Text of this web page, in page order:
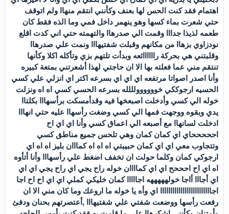
اهتمام فقد كنت الحس لها بعنف وكأنني انتقم منهاا ولم اتوقف
حتي شعرت بماء كسها وهو ينهمر داخل فمي وما الذه فقط كان
طعمه لذيذا جدااا وقمت الي صدرهاا والتهمته حتي اني كدت اقلع
نودزاوي بزهاا من مكانهم وقبلت شفتيهااا ونمت علي صدرهاا
وقلبتني هي بحركة راااااائعه وبدأت تلتهم بزي وتأكله اكلا وكأنها
تنتقم مني عما فعلته بها الا ان حاجتي لهذا أشعرتني بمتعة كبيره
وأنا اصدر اصواتا مرتفعه اي اي اي بسرعه اكتر اي انزلي علي كسي
الحسيه ارجوككي خوووووولللله بسرعه الحسي كسي اه اه ونزلت
خوله الي كسي وأدخلت اصبعخها فيه وقدأمسكت برأسهااا بكلتاا
يدي وبقوه ووجهت فمها الي كسي وضغت رأسهاا عليه حتي انهااا
ادخلت لسانهاا مع أصبعه الي اعماق كسي وأنا اي اي اح
احححححاي اي كمان كمان وهي تلحس جميع مناطق كسي
وتتجاوب معي اي اي كمان حبيبتي اه اه اه كمااان بليز اه اه اي
ارجوكي كمان وكلما حولت ان تخفف اضغط علي رأسهااا وأنا أتأوه
اه اي اح احححح اي اي كماااان خوله راح يجي اي راح يجي اي اي
اي أجااا أاجا خولهههههه اجااااا كمان خليكي كملي اي اي اح اح اجا
اجااااااااااااااااااااااااا اي وأه يا خوله ما اروعك وما كان مني الا ان
رفعت رأسها ووضعت شفتي علي شفتيهااا ,أعتصرتهم بحنان ودفئ